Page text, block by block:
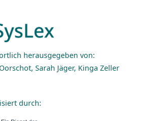
herausgegeben von:
Sarah Jäger, Kinga Zeller
durch: